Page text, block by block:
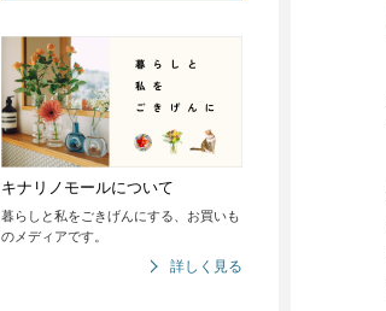
キナリノモールについて
暮らしと私をごきげんにする、お買いも
のメディアです。
詳しく見る